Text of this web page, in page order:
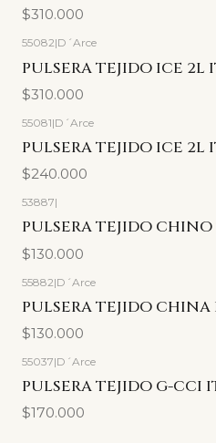
$310.000
55082|D´Arce
PULSERA TEJIDO ICE 2L
$310.000
55081|D´Arce
PULSERA TEJIDO ICE 2L
$240.000
53887|
PULSERA TEJIDO
$130.000
55882|D´Arce
PULSERA TEJIDO CHINA
$130.000
55037|D´Arce
PULSERA TEJIDO G-CCI
$170.000